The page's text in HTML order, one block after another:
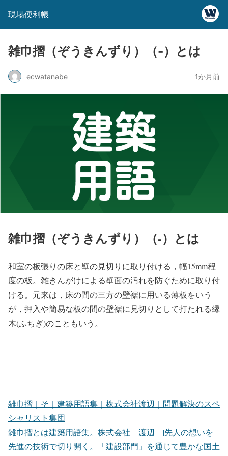
現場便利帳
雑巾摺（ぞうきんずり）（-）とは
ecwatanabe 1か月前
雑巾摺（ぞうきんずり）（-）とは
和室の板張りの床と壁の見切りに取り付ける，幅15mm程
度の板。雑きんがけによる壁面の汚れを防ぐために取り付
ける。元来は，床の間の三方の壁裾に用いる薄板をいう
が，押入や簡易な板の間の壁裾に見切りとして打たれる縁
木(ふちぎ)のこともいう。
雑巾摺｜そ｜建築用語集｜株式会社渡辺｜問題解決のスペ
シャリスト集団
雑巾摺とは建築用語集。株式会社 渡辺 |先人の想いを
先進の技術で切り開く。「建設部門」を通じて豊かな国土